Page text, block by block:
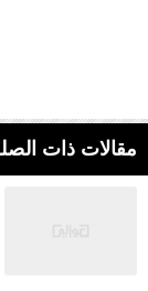
مقالات ذات